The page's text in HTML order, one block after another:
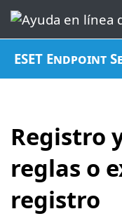
ESET Endpoint
Registro
reglas o
registro